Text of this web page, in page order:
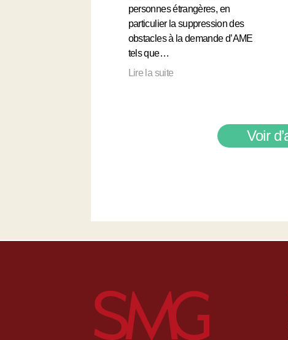
personnes étrangères, en
particulier la suppression des
obstacles à la demande d’AME
tels que…
Lire la suite
Voir